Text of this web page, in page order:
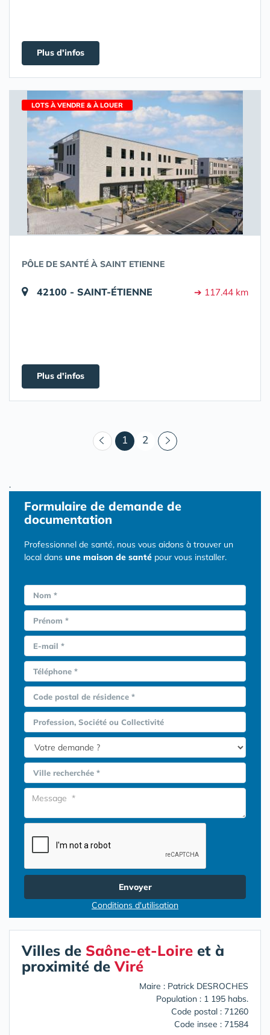
Plus d'infos
LOTS À VENDRE & À LOUER
PÔLE DE SANTÉ À SAINT ETIENNE
42100 - SAINT-ÉTIENNE ➔ 117.44 km
Plus d'infos
1 (courant)
2
.
Formulaire de demande de
documentation
Professionnel de santé, nous vous aidons à trouver un
local dans une maison de santé pour vous installer.
Nom *
Prénom *
E-mail *
Téléphone *
Code postal de résidence *
Profession, Société ou Collectivité
Ville recherchée *
Envoyer
Conditions d'utilisation
Villes de Saône-et-Loire et à
proximité deViré
Maire : Patrick DESROCHES
Population : 1 195 habs.
Code postal : 71260
Code insee : 71584